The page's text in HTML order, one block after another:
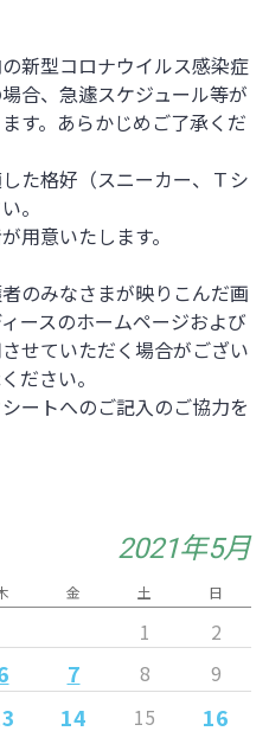
新型コロナウイルス感染症
合、急遽スケジュール等が
す。あらかじめご了承くだ
た格好（スニーカー、Ｔシ
。
用意いたします。
のみなさまが映りこんだ画
ースのホームページおよび
せていただく場合がござい
ださい。
ートへのご記入のご協力を
2021年5月
金 土 日
1
2
7 8 9
14 15 16